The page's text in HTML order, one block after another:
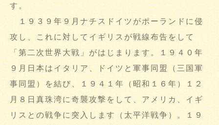
す。
１９３９年９月ナチスドイツがポーランドに侵
攻し、これに対してイギリスが戦線布告をして
「第二次世界大戦」がはじまります。１９４０年
９月日本はイタリア、ドイツと軍事同盟（三国軍
事同盟）を結び、１９４１年（昭和１６年）１２
月８日真珠湾に奇襲攻撃をして、アメリカ、イギ
リスとの戦争に突入します（太平洋戦争）。１９